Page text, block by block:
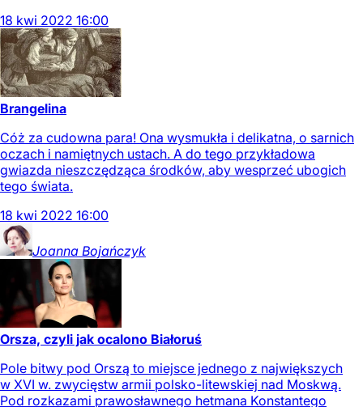
18 kwi 2022 16:00
Brangelina
Cóż za cudowna para! Ona wysmukła i delikatna, o sarnich
oczach i namiętnych ustach. A do tego przykładowa
gwiazda nieszczędząca środków, aby wesprzeć ubogich
tego świata.
18 kwi 2022 16:00
Joanna Bojańczyk
Orsza, czyli jak ocalono Białoruś
Pole bitwy pod Orszą to miejsce jednego z największych
w XVI w. zwycięstw armii polsko-litewskiej nad Moskwą.
Pod rozkazami prawosławnego hetmana Konstantego